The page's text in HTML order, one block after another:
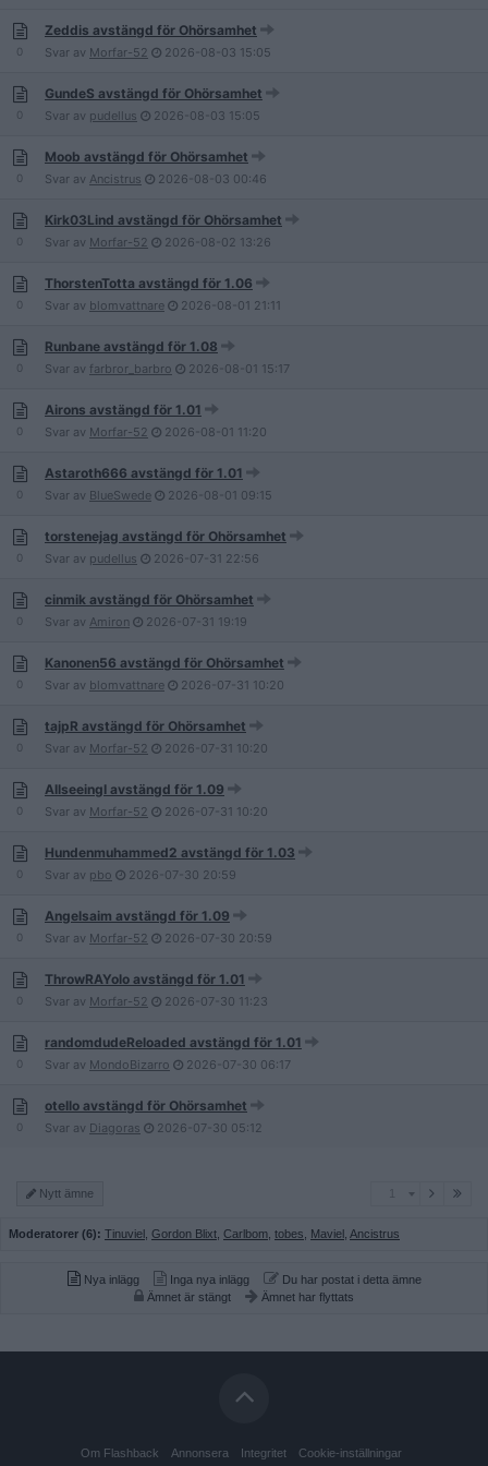
0
Zeddis avstängd för Ohörsamhet
Svar av Morfar-52 2026-08-03 15:05
0
GundeS avstängd för Ohörsamhet
Svar av pudellus 2026-08-03 15:05
0
Moob avstängd för Ohörsamhet
Svar av Ancistrus 2026-08-03 00:46
0
Kirk03Lind avstängd för Ohörsamhet
Svar av Morfar-52 2026-08-02 13:26
0
ThorstenTotta avstängd för 1.06
Svar av blomvattnare 2026-08-01 21:11
0
Runbane avstängd för 1.08
Svar av farbror_barbro 2026-08-01 15:17
0
Airons avstängd för 1.01
Svar av Morfar-52 2026-08-01 11:20
0
Astaroth666 avstängd för 1.01
Svar av BlueSwede 2026-08-01 09:15
0
torstenejag avstängd för Ohörsamhet
Svar av pudellus 2026-07-31 22:56
0
cinmik avstängd för Ohörsamhet
Svar av Amiron 2026-07-31 19:19
0
Kanonen56 avstängd för Ohörsamhet
Svar av blomvattnare 2026-07-31 10:20
0
tajpR avstängd för Ohörsamhet
Svar av Morfar-52 2026-07-31 10:20
0
AllseeingI avstängd för 1.09
Svar av Morfar-52 2026-07-31 10:20
0
Hundenmuhammed2 avstängd för 1.03
Svar av pbo 2026-07-30 20:59
0
Angelsaim avstängd för 1.09
Svar av Morfar-52 2026-07-30 20:59
0
ThrowRAYolo avstängd för 1.01
Svar av Morfar-52 2026-07-30 11:23
0
randomdudeReloaded avstängd för 1.01
Svar av MondoBizarro 2026-07-30 06:17
0
otello avstängd för Ohörsamhet
Svar av Diagoras 2026-07-30 05:12
Nytt ämne
Moderatorer (6): Tinuviel Gordon Blixt Carlbom tobes Maviel Ancistrus
Nya inlägg Inga nya inlägg
Du har postat i detta ämne
Ämnet är stängt
Ämnet har flyttats
Om Flashback Annonsera Integritet Cookie-inställningar